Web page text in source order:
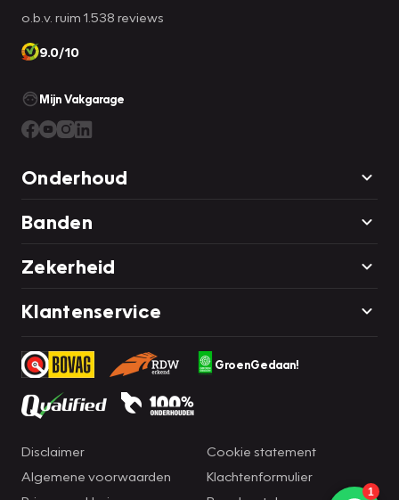
o.b.v. ruim 1.538 reviews
9.0/10
Mijn Vakgarage
Onderhoud
Banden
Zekerheid
Klantenservice
GroenGedaan!
Disclaimer
Algemene voorwaarden
Cookie statement
Klachtenformulier